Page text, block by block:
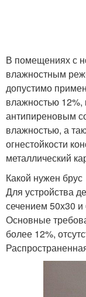
В помещениях с
влажностным
допустимо
влажностью 12%,
антипиреновым
влажностью, а
огнестойкости
металлический
Какой нужен брус
Для устройства
сечением 50х30
Основные
более 12%,